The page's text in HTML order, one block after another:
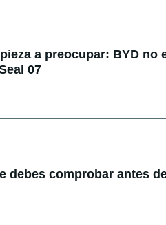
a preocupar: BYD no
07
debes comprobar antes